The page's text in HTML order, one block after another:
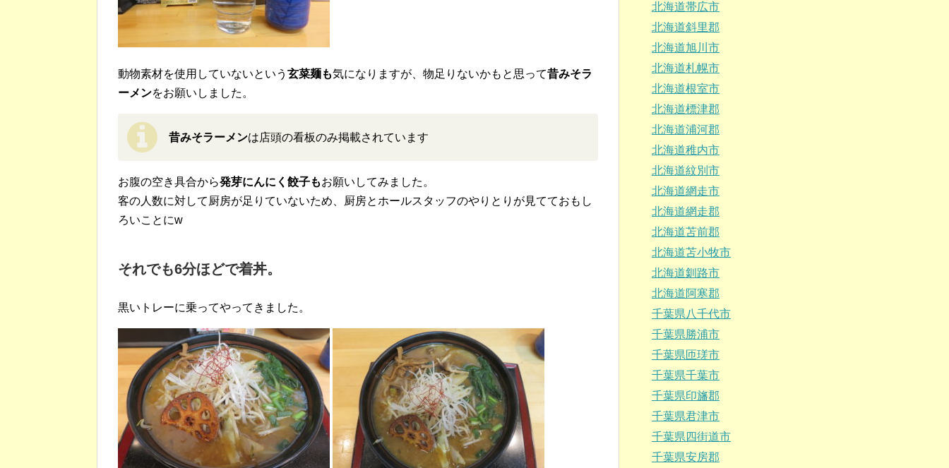
動物素材を使用していないという 玄菜麺も気になりますが、物足りないかもと思って昔みそラ
ーメンをお願いしました。
昔みそラーメンは店頭の看板のみ掲載されています
お腹の空き具合から発芽にんにく餃子もお願いしてみました。
客の人数に対して厨房が足りていないため、厨房とホールスタッフのやりとりが見てておもし
ろいことにw
それでも6分ほどで着丼。
黒いトレーに乗ってやってきました。
北海道帯広市
北海道斜里郡
北海道旭川市
北海道札幌市
北海道根室市
北海道標津郡
北海道浦河郡
北海道稚内市
北海道紋別市
北海道網走市
北海道網走郡
北海道苫前郡
北海道苫小牧市
北海道釧路市
北海道阿寒郡
千葉県八千代市
千葉県勝浦市
千葉県匝瑳市
千葉県千葉市
千葉県印旛郡
千葉県君津市
千葉県四街道市
千葉県安房郡